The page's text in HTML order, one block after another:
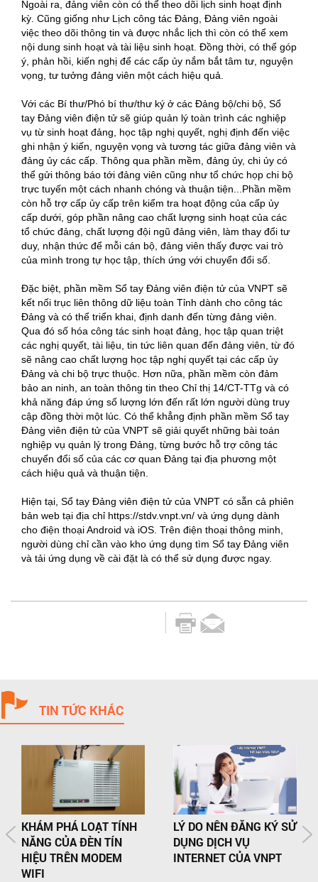
Ngoài ra, đảng viên còn có thể theo dõi lịch sinh hoạt định
kỳ. Cũng giống như Lịch công tác Đảng, Đảng viên ngoài
việc theo dõi thông tin và được nhắc lịch thì còn có thể xem
nội dung sinh hoạt và tài liệu sinh hoạt. Đồng thời, có thể góp
ý, phản hồi, kiến nghị để các cấp ủy nắm bắt tâm tư, nguyện
vọng, tư tưởng đảng viên một cách hiệu quả.
Với các Bí thư/Phó bí thư/thư ký ở các Đảng bộ/chi bộ, Sổ
tay Đảng viên điện tử sẽ giúp quản lý toàn trình các nghiệp
vụ từ sinh hoạt đảng, học tập nghị quyết, nghị định đến việc
ghi nhận ý kiến, nguyện vọng và tương tác giữa đảng viên và
đảng ủy các cấp. Thông qua phần mềm, đảng ủy, chi ủy có
thể gửi thông báo tới đảng viên cũng như tổ chức họp chi bộ
trực tuyến một cách nhanh chóng và thuận tiện...Phần mềm
còn hỗ trợ cấp ủy cấp trên kiểm tra hoạt động của cấp ủy
cấp dưới, góp phần nâng cao chất lượng sinh hoạt của các
tổ chức đảng, chất lượng đội ngũ đảng viên, làm thay đổi tư
duy, nhận thức để mỗi cán bộ, đảng viên thấy được vai trò
của mình trong tự học tập, thích ứng với chuyển đổi số.
Đặc biệt, phần mềm Sổ tay Đảng viên điện tử của VNPT sẽ
kết nối trục liên thông dữ liệu toàn Tỉnh dành cho công tác
Đảng và có thể triển khai, định danh đến từng đảng viên.
Qua đó số hóa công tác sinh hoạt đảng, học tập quan triệt
các nghị quyết, tài liệu, tin tức liên quan đến đảng viên, từ đó
sẽ nâng cao chất lượng học tập nghị quyết tại các cấp ủy
Đảng và chi bộ trực thuộc. Hơn nữa, phần mềm còn đảm
bảo an ninh, an toàn thông tin theo Chỉ thị 14/CT-TTg và có
khả năng đáp ứng số lượng lớn đến rất lớn người dùng truy
cập đồng thời một lúc. Có thể khẳng định phần mềm Sổ tay
Đảng viên điện tử của VNPT sẽ giải quyết những bài toán
nghiệp vụ quản lý trong Đảng, từng bước hỗ trợ công tác
chuyển đổi số của các cơ quan Đảng tại địa phương một
cách hiệu quả và thuận tiện.
Hiện tại, Sổ tay Đảng viên điện tử của VNPT có sẵn cả phiên
bản web tại địa chỉ https://stdv.vnpt.vn/ và ứng dụng dành
cho điện thoại Android và iOS. Trên điện thoại thông minh,
người dùng chỉ cần vào kho ứng dụng tìm Sổ tay Đảng viên
và tải ứng dụng về cài đặt là có thể sử dụng được ngay.
TIN TỨC KHÁC
KHÁM PHÁ LOẠT TÍNH
NĂNG CỦA ĐÈN TÍN
HIỆU TRÊN MODEM
WIFI
LÝ DO NÊN ĐĂNG KÝ SỬ
DỤNG DỊCH VỤ
INTERNET CỦA VNPT